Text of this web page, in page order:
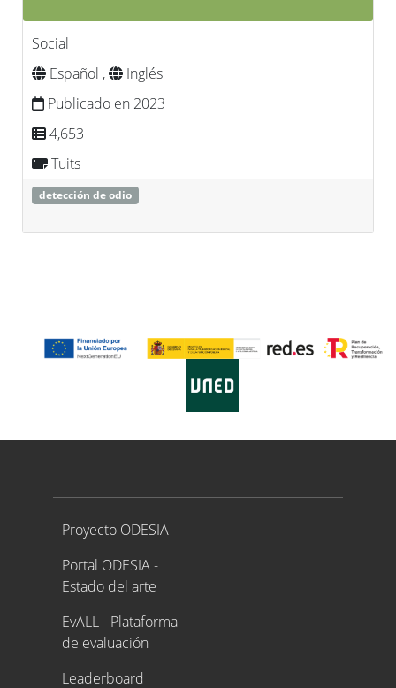
Social
Español ,
Inglés
Publicado en 2023
4,653
Tuits
detección de odio
Proyecto ODESIA
Proyecto ODESIA
Portal ODESIA -
Estado del arte
EvALL - Plataforma
de evaluación
Leaderboard